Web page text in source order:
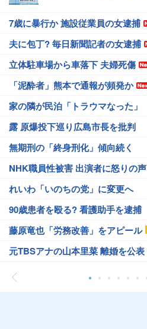
7歳に暴行か 施設従業員の女逮捕
夫に包丁? 毎日新聞記者の女逮捕
立体駐車場から車落下 夫婦死傷
「泥酔者」熊本で通報が頻発か
家の隣が民泊「トラウマなった」
露 原爆投下巡り広島市長を批判
無期刑の「終身刑化」傾向続く
NHK職員性被害 出演者に怒りの声
れいわ「いのちの党」に変更へ
90歳患者を殴る? 看護助手を逮捕
藤原竜也「労務改善」をアピール
元TBSアナの山本里菜 離婚を公表